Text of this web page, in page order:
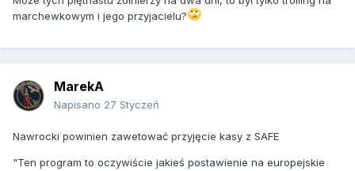
marchewkowym i jego przyjacielu?
MarekA
Napisano 27 Styczeń
Nawrocki powinien zawetować przyjęcie kasy z SAFE
"Ten program to oczywiście jakieś postawienie na europejskie